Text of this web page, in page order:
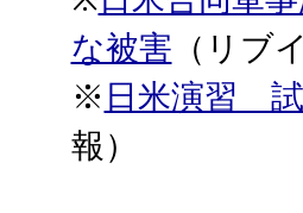
な被害 （リブ
※ 日米演習
報）